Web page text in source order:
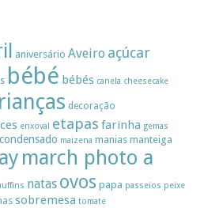
aniversário Aveiro açúcar
bébé bébés canela cheesecake
decoração
enxoval etapas farinha gemas
maizena manias manteiga
march photo a
natas ovos papa passeios peixe
sobremesa tomate